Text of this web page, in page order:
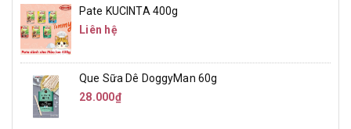
Pate KUCINTA 400g
Liên hệ
Que Sữa Dê DoggyMan 60g
28.000₫